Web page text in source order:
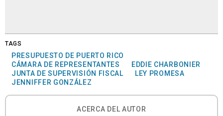
TAGS
PRESUPUESTO DE PUERTO RICO
CÁMARA DE REPRESENTANTES
EDDIE CHARBONIER
JUNTA DE SUPERVISIÓN FISCAL
LEY PROMESA
JENNIFFER GONZÁLEZ
ACERCA DEL AUTOR